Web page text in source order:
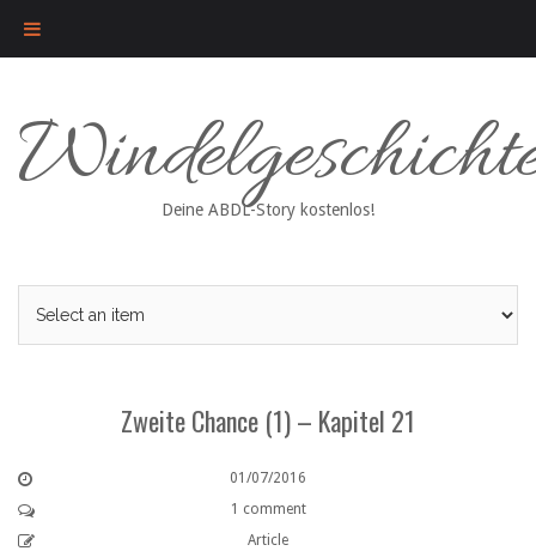
content
Deine ABDL-Story kostenlos!
Zweite Chance (1) – Kapitel 21
01/07/2016
1 comment
Article